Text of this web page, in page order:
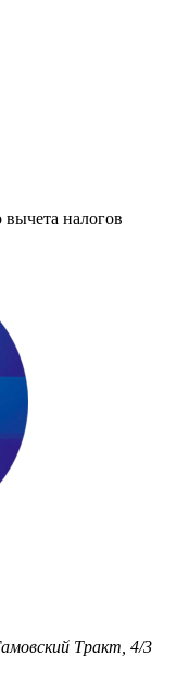
вычета налогов
Тракт, 4/3